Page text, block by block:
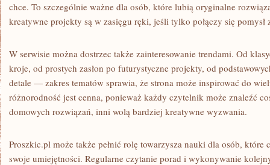
chce. To szczególnie ważne dla osób, które lubią oryginalne
kreatywne projekty są w zasięgu ręki, jeśli tylko połączy się
W serwisie można dostrzec także zainteresowanie trendami. Od
kroje, od prostych zasłon po futurystyczne projekty, od
detale — zakres tematów sprawia, że strona może inspirować do
różnorodność jest cenna, ponieważ każdy czytelnik może znaleźć
domowych rozwiązań, inni wolą bardziej kreatywne wyzwania.
Proszkic.pl może także pełnić rolę towarzysza nauki dla osób, które
swoje umiejętności. Regularne czytanie porad i wykonywanie